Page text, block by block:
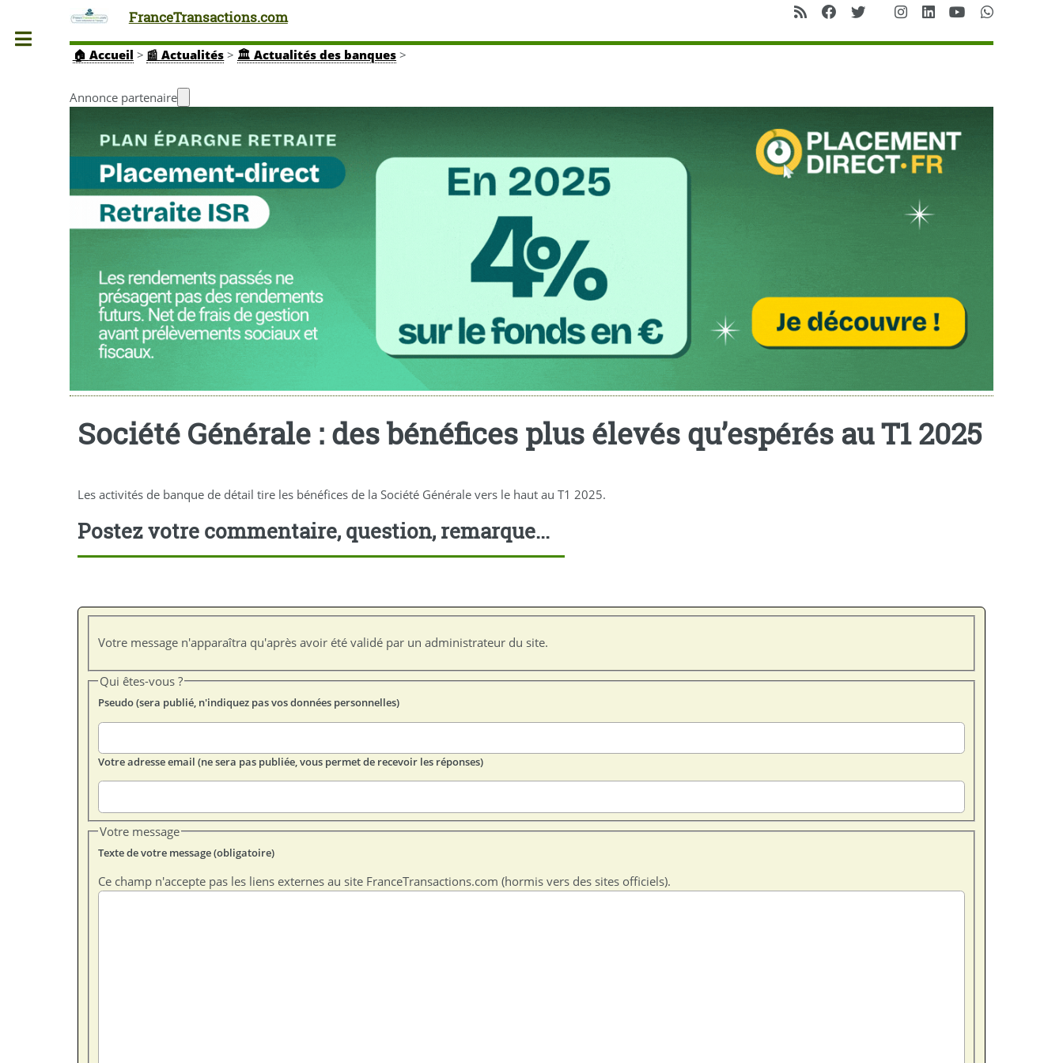
FranceTransactions.com
🏠 Accueil > 📰 Actualités > 🏛️ Actualités des banques>
Annonce partenaire
Société Générale : des bénéfices plus élevés qu’espérés au T1 2025
Les activités de banque de détail tire les bénéfices de la Société Générale vers le haut au T1 2025.
Postez votre commentaire, question, remarque...
Votre message n'apparaîtra qu'après avoir été validé par un administrateur du site.
Qui êtes-vous ?
Pseudo (sera publié, n'indiquez pas vos données personnelles)
Votre adresse email (ne sera pas publiée, vous permet de recevoir les réponses)
Votre message
Texte de votre message (obligatoire)
Ce champ n'accepte pas les liens externes au site FranceTransactions.com (hormis vers des sites officiels).
Toggle